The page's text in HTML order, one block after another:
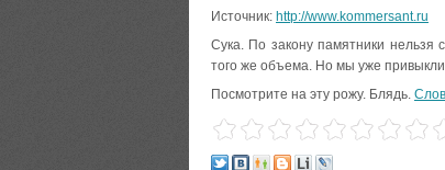
Источник: http://www.kommersant.ru
Сука. По закону памятники нельзя
того же объема. Но мы уже
Посмотрите на эту рожу. Блядь. Слов